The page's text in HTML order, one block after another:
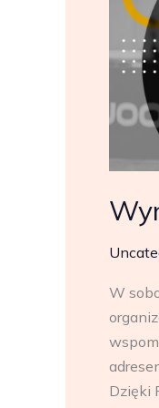
W
Dzięki